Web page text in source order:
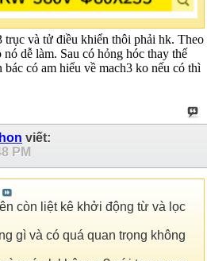
trục và tử điều khiển thôi phải hk. Theo
nó dễ làm. Sau có hỏng hóc thay thế
có am hiểu về mach3 ko nếu có thì
viết:
PM
còn liệt kê khởi động từ và lọc
gì và có quá quan trọng không